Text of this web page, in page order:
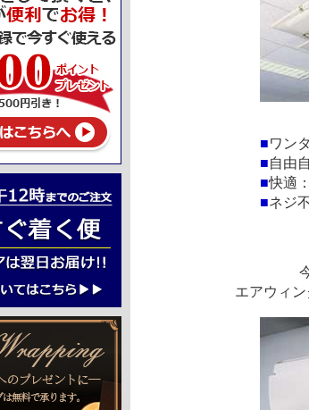
■ワン
■自由
■快適
■ネジ
エアウィン